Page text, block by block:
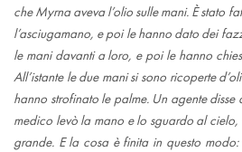
che Myrna aveva l’olio sulle mani. È stato
l’asciugamano, e poi le hanno dato dei
le mani davanti a loro, e poi le hanno
All’istante le due mani si sono ricoperte
hanno strofinato le palme. Un agente disse
medico levò la mano e lo sguardo al cielo,
grande. E la cosa è finita in questo